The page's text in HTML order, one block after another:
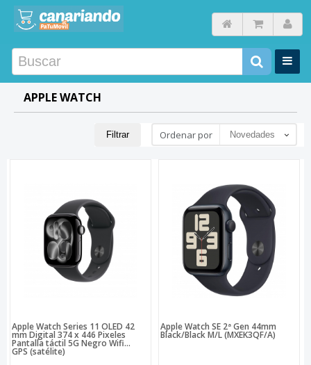
APPLE WATCH
Filtrar Ordenar por Novedades
Apple Watch Series 11 OLED 42
mm Digital 374 x 446 Pixeles
Pantalla táctil 5G Negro Wifi
GPS (satélite)
Apple Watch SE 2ª Gen 44mm
Black/Black M/L (MXEK3QF/A)